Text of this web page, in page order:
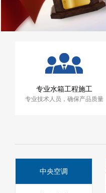
专业水箱工程施工
专业技术人员，确保产品质量
中央空调